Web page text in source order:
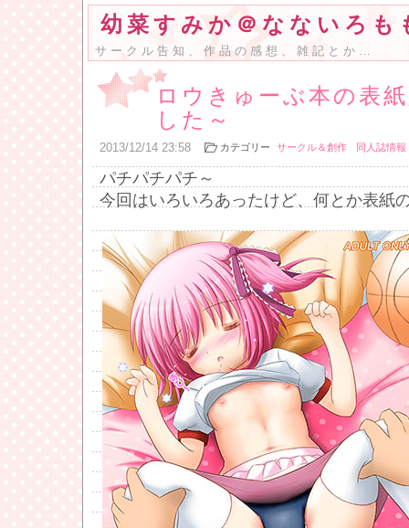
幼菜すみか＠なないろも
サークル告知、作品の感想、雑記とか…
ロウきゅーぶ本の表
した～
2013/12/14 23:58 カテゴリー サークル＆創作 同人誌情報
パチパチパチ～
今回はいろいろあったけど、何とか表紙